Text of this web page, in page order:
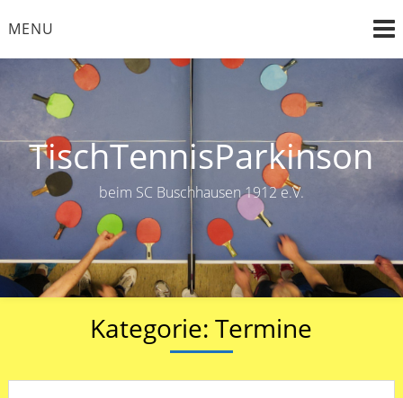
toMENU
TischTennisParkinson
beim SC Buschhausen 1912 e.V.
Kategorie:Termine